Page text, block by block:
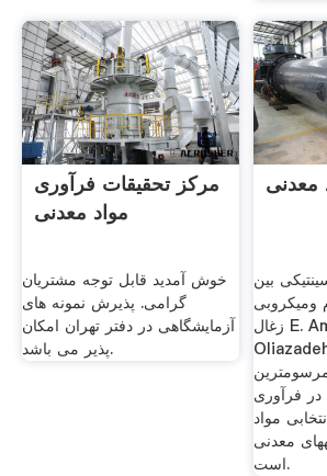
مرکز تحقیقات فرآوری
مواد معدنی
خوش آمدید قابل توجه مشتریان
گرامی. پذیرش نمونه های
آزمایشگاهی در دفتر تهران امکان
پذیر می باشد.
معدنی
بین
ومیکروبی
زغال E. Amini M.
در فرآوری
مواد
معدنی
است.